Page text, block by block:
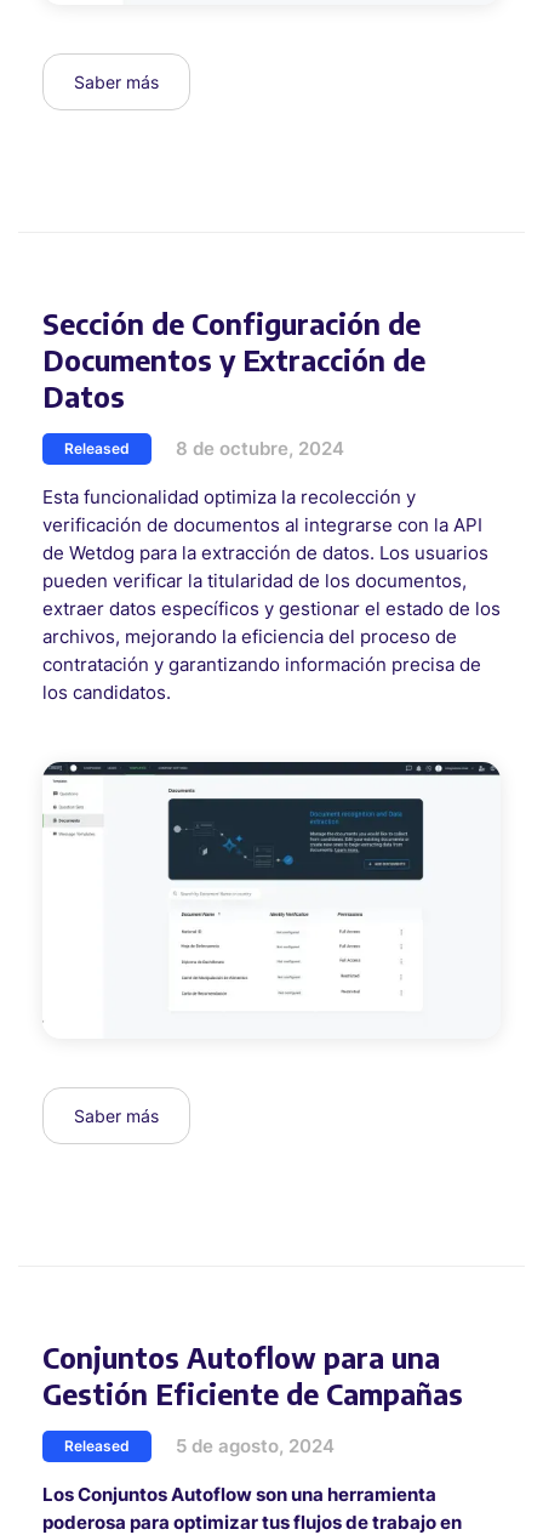
Saber más
Sección de Configuración de
Documentos y Extracción de
Datos
Released 8 de octubre, 2024
Esta funcionalidad optimiza la recolección y
verificación de documentos al integrarse con la API
de Wetdog para la extracción de datos. Los usuarios
pueden verificar la titularidad de los documentos,
extraer datos específicos y gestionar el estado de los
archivos, mejorando la eficiencia del proceso de
contratación y garantizando información precisa de
los candidatos.
Saber más
Conjuntos Autoflow para una
Gestión Eficiente de Campañas
Released 5 de agosto, 2024
Los Conjuntos Autoflow son una herramienta
poderosa para optimizar tus flujos de trabajo en